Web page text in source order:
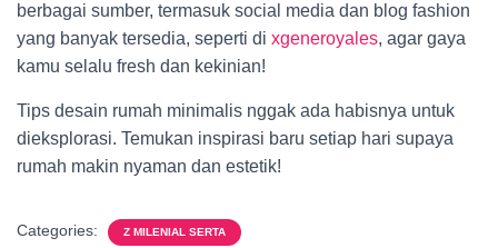
berbagai sumber, termasuk social media dan blog fashion
yang banyak tersedia, seperti di xgeneroyales, agar gaya
kamu selalu fresh dan kekinian!
Tips desain rumah minimalis nggak ada habisnya untuk
dieksplorasi. Temukan inspirasi baru setiap hari supaya
rumah makin nyaman dan estetik!
Categories: Z MILENIAL SERTA